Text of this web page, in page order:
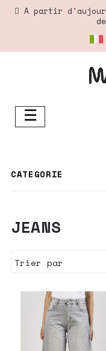
A partir
Basculer
la
☰
CATEGORIE
JEANS
Trier par